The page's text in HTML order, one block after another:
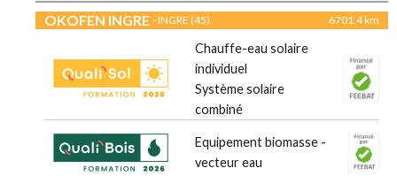
OKOFEN INGRE - INGRE (45) 6701.4 km
Chauffe-eau solaire
individuel
Système solaire
combiné
Equipement biomasse -
vecteur eau